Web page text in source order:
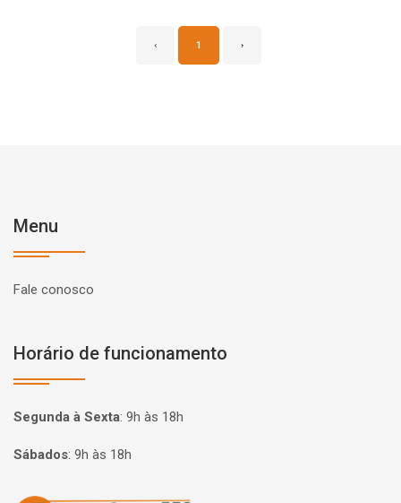
‹ 1 ›
Menu
Fale conosco
Horário de funcionamento
Segunda à Sexta: 9h às 18h
Sábados: 9h às 18h